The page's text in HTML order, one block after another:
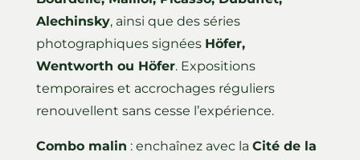
Alechinsky, ainsi que des séries
photographiques signées Höfer,
Wentworth ou Höfer. Expositions
temporaires et accrochages réguliers
renouvellent sans cesse l’expérience.
Combo malin : enchaînez avec la Cité de la